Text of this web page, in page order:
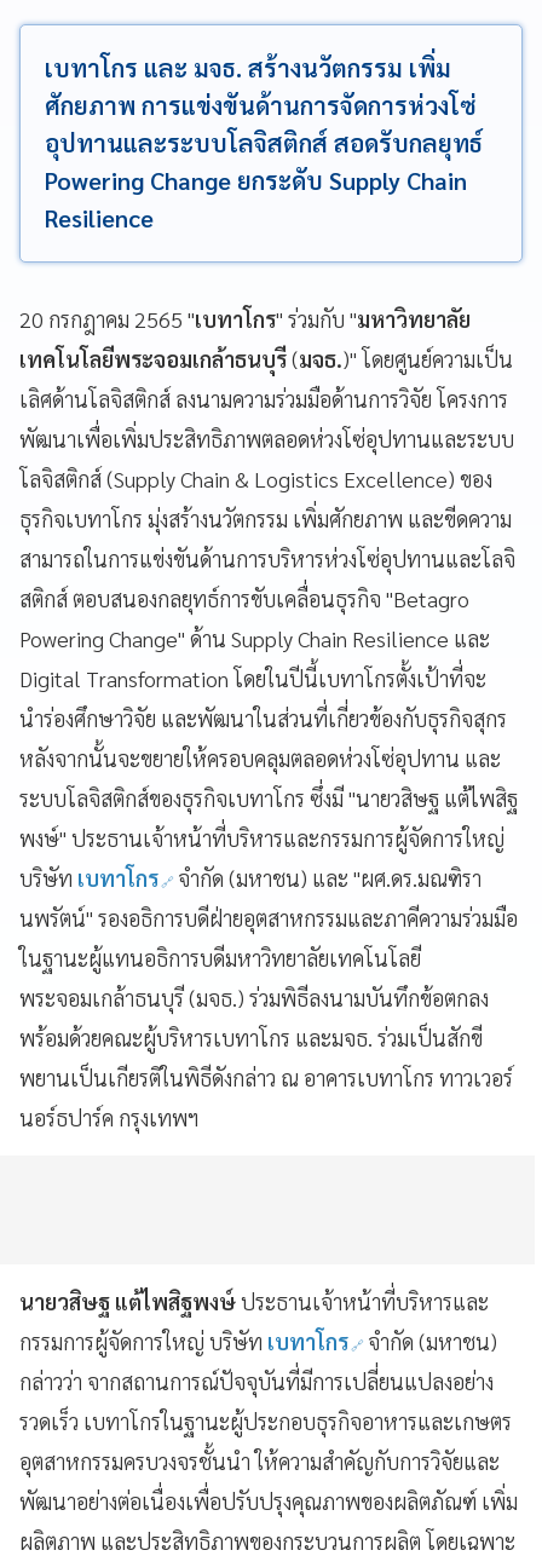
เบทาโกร และ มจธ. สร้างนวัตกรรม เพิ่ม
ศักยภาพ การแข่งขันด้านการจัดการห่วงโซ่
อุปทานและระบบโลจิสติกส์ สอดรับกลยุทธ์
Powering Change ยกระดับ Supply Chain
Resilience
20 กรกฎาคม 2565 "เบทาโกร" ร่วมกับ "มหาวิทยาลัย
เทคโนโลยีพระจอมเกล้าธนบุรี(มจธ.)" โดยศูนย์ความเป็น
เลิศด้านโลจิสติกส์ ลงนามความร่วมมือด้านการวิจัย โครงการ
พัฒนาเพื่อเพิ่มประสิทธิภาพตลอดห่วงโซ่อุปทานและระบบ
โลจิสติกส์ (Supply Chain & Logistics Excellence) ของ
ธุรกิจเบทาโกร มุ่งสร้างนวัตกรรม เพิ่มศักยภาพ และขีดความ
สามารถในการแข่งขันด้านการบริหารห่วงโซ่อุปทานและโลจิ
สติกส์ ตอบสนองกลยุทธ์การขับเคลื่อนธุรกิจ "Betagro
Powering Change" ด้าน Supply Chain Resilience และ
Digital Transformation โดยในปีนี้เบทาโกรตั้งเป้าที่จะ
นำร่องศึกษาวิจัย และพัฒนาในส่วนที่เกี่ยวข้องกับธุรกิจสุกร
หลังจากนั้นจะขยายให้ครอบคลุมตลอดห่วงโซ่อุปทาน และ
ระบบโลจิสติกส์ของธุรกิจเบทาโกร ซึ่งมี "นายวสิษฐ แต้ไพสิฐ
พงษ์" ประธานเจ้าหน้าที่บริหารและกรรมการผู้จัดการใหญ่
บริษัท เบทาโกร จำกัด (มหาชน) และ "ผศ.ดร.มณฑิรา
นพรัตน์" รองอธิการบดีฝ่ายอุตสาหกรรมและภาคีความร่วมมือ
ในฐานะผู้แทนอธิการบดีมหาวิทยาลัยเทคโนโลยี
พระจอมเกล้าธนบุรี (มจธ.) ร่วมพิธีลงนามบันทึกข้อตกลง
พร้อมด้วยคณะผู้บริหารเบทาโกร และมจธ. ร่วมเป็นสักขี
พยานเป็นเกียรติในพิธีดังกล่าว ณ อาคารเบทาโกร ทาวเวอร์
นอร์ธปาร์ค กรุงเทพฯ
นายวสิษฐ แต้ไพสิฐพงษ์ประธานเจ้าหน้าที่บริหารและ
กรรมการผู้จัดการใหญ่ บริษัท เบทาโกร จำกัด (มหาชน)
กล่าวว่า จากสถานการณ์ปัจจุบันที่มีการเปลี่ยนแปลงอย่าง
รวดเร็ว เบทาโกรในฐานะผู้ประกอบธุรกิจอาหารและเกษตร
อุตสาหกรรมครบวงจรชั้นนำ ให้ความสำคัญกับการวิจัยและ
พัฒนาอย่างต่อเนื่องเพื่อปรับปรุงคุณภาพของผลิตภัณฑ์ เพิ่ม
ผลิตภาพ และประสิทธิภาพของกระบวนการผลิต โดยเฉพาะ